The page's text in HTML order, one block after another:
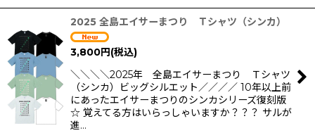
2025 全島エイサーまつり Ｔシャツ（シンカ）
3,800円(税込)
＼＼＼＼2025年 全島エイサーまつり Ｔシャツ
（シンカ）ビッグシルエット／／／／ 10年以上前
にあったエイサーまつりのシンカシリーズ復刻版
☆ 覚えてる方はいらっしゃいますか？？？ サルが
進…